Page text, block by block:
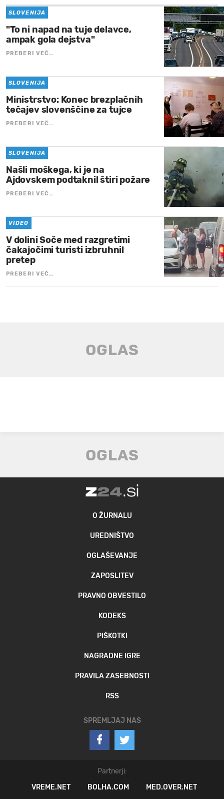
SLOVENIJA
"To ni napad na tuje delavce,
ampak gola dejstva"
PREBERI VEČ…
SLOVENIJA
Ministrstvo: Konec brezplačnih
tečajev slovenščine za tujce
PREBERI VEČ…
SLOVENIJA
Našli moškega, ki je na
Ajdovskem podtaknil štiri požare
PREBERI VEČ…
VIDEO
V dolini Soče med razgretimi
čakajočimi turisti izbruhnil
pretep
PREBERI VEČ…
O ŽURNALU
UREDNIŠTVO
OGLAŠEVANJE
ZAPOSLITEV
PRAVNO OBVESTILO
KODEKS
PIŠKOTKI
NAGRADNE IGRE
PRAVILA ZASEBNOSTI
RSS
SPREMLJAJ NAS
Partnerji:
VREME.NET
BOLHA.COM MED.OVER.NET